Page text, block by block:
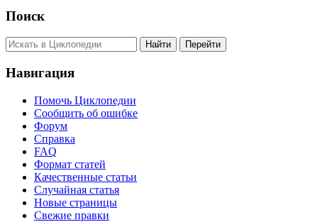
Поиск
Навигация
Помочь Циклопедии
Сообщить об ошибке
Форум
Справка
FAQ
Формат статей
Качественные статьи
Случайная статья
Новые страницы
Свежие правки